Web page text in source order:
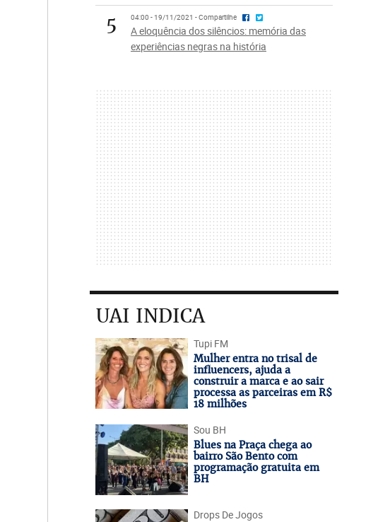
5 04:00 - 19/11/2021 - Compartilhe
A eloquência dos silêncios: memória das
experiências negras na história
UAI INDICA
Tupi FM
Mulher entra no trisal de
influencers, ajuda a
construir a marca e ao sair
processa as parceiras em R$
18 milhões
Sou BH
Blues na Praça chega ao
bairro São Bento com
programação gratuita em
BH
Drops De Jogos